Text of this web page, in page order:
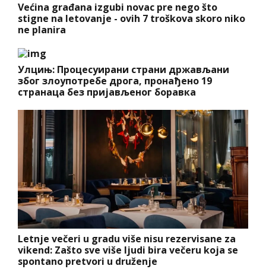
Većina građana izgubi novac pre nego što
stigne na letovanje - ovih 7 troškova skoro niko
ne planira
Улцињ: Процесуирани страни држављани
због злоупотребе дрога, пронађено 19
странаца без пријављеног боравка
Letnje večeri u gradu više nisu rezervisane za
vikend: Zašto sve više ljudi bira večeru koja se
spontano pretvori u druženje